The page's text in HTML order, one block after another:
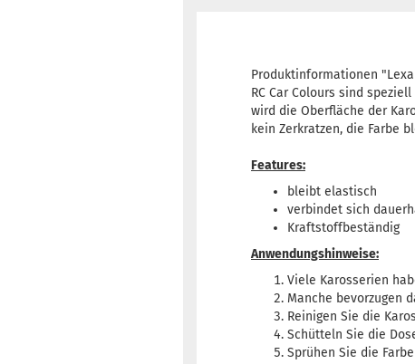
Produktinformationen
RC Car Colours sind
wird die Oberfläche der
kein Zerkratzen, die Farbe
Features:
bleibt elastisch
verbindet sich
Kraftstoffbeständig
Anwendungshinweise:
Viele Karosserien
Manche bevorzugen
Reinigen Sie die
Schütteln Sie die
Sprühen Sie die